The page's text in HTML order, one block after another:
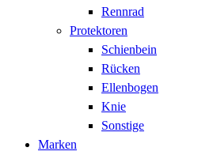
Rennrad
Protektoren
Schienbein
Rücken
Ellenbogen
Knie
Sonstige
Marken